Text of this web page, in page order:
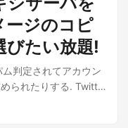
ージのコピ
びたい放題!
判定されてアカウン
られたりする. Twitter